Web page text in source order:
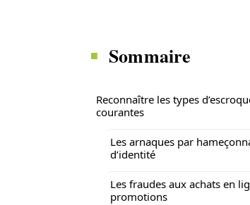
Sommaire
Reconnaître les types
courantes
Les arnaques par
d’identité
Les fraudes aux achats en
promotions